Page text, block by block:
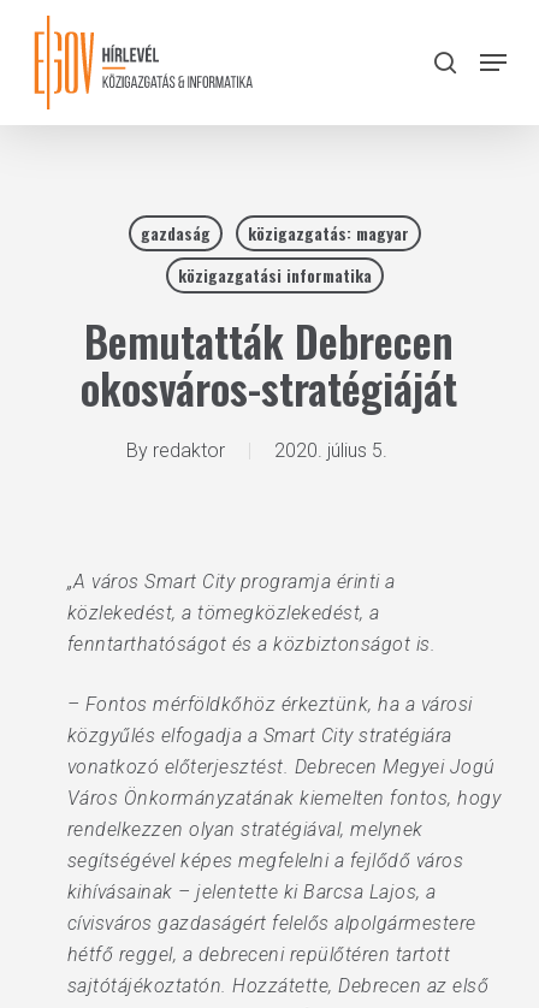
content
search
Menu
gazdaság
közigazgatás: magyar
közigazgatási informatika
Bemutatták Debrecen
okosváros-stratégiáját
By redaktor 2020. július 5.
„A város Smart City programja érinti a
közlekedést, a tömegközlekedést, a
fenntarthatóságot és a közbiztonságot is.
– Fontos mérföldkőhöz érkeztünk, ha a városi
közgyűlés elfogadja a Smart City stratégiára
vonatkozó előterjesztést. Debrecen Megyei Jogú
Város Önkormányzatának kiemelten fontos, hogy
rendelkezzen olyan stratégiával, melynek
segítségével képes megfelelni a fejlődő város
kihívásainak – jelentette ki Barcsa Lajos, a
cívisváros gazdaságért felelős alpolgármestere
hétfő reggel, a debreceni repülőtéren tartott
sajtótájékoztatón. Hozzátette, Debrecen az első
Close